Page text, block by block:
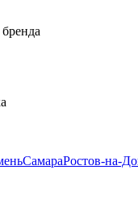
СамараРостов-на-